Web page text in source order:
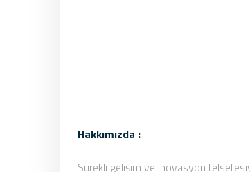
Hakkımızda :
Sürekli gelişim ve inovasyon